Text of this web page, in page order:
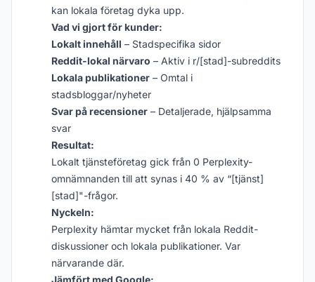
kan lokala företag dyka upp.
Vad vi gjort för kunder:
Lokalt innehåll – Stadspecifika sidor
Reddit-lokal närvaro – Aktiv i r/[stad]-subreddits
Lokala publikationer – Omtal i
stadsbloggar/nyheter
Svar på recensioner – Detaljerade, hjälpsamma
svar
Resultat:
Lokalt tjänsteföretag gick från 0 Perplexity-
omnämnanden till att synas i 40 % av “[tjänst]
[stad]"-frågor.
Nyckeln:
Perplexity hämtar mycket från lokala Reddit-
diskussioner och lokala publikationer. Var
närvarande där.
Jämfört med Google: